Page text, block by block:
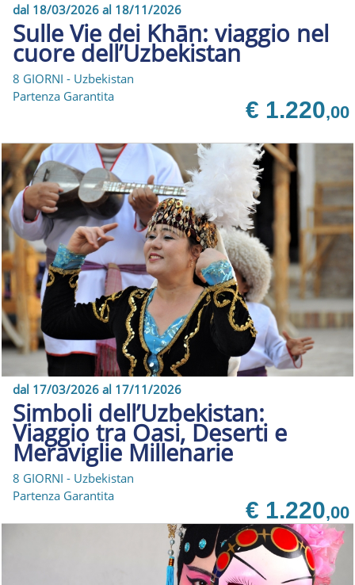
dal 18/03/2026 al 18/11/2026
Sulle Vie dei Khān: viaggio nel
cuore dell’Uzbekistan
8 GIORNI - Uzbekistan
Partenza Garantita
€ 1.220,00
dal 17/03/2026 al 17/11/2026
Simboli dell’Uzbekistan:
Viaggio tra Oasi, Deserti e
Meraviglie Millenarie
8 GIORNI - Uzbekistan
Partenza Garantita
€ 1.220,00